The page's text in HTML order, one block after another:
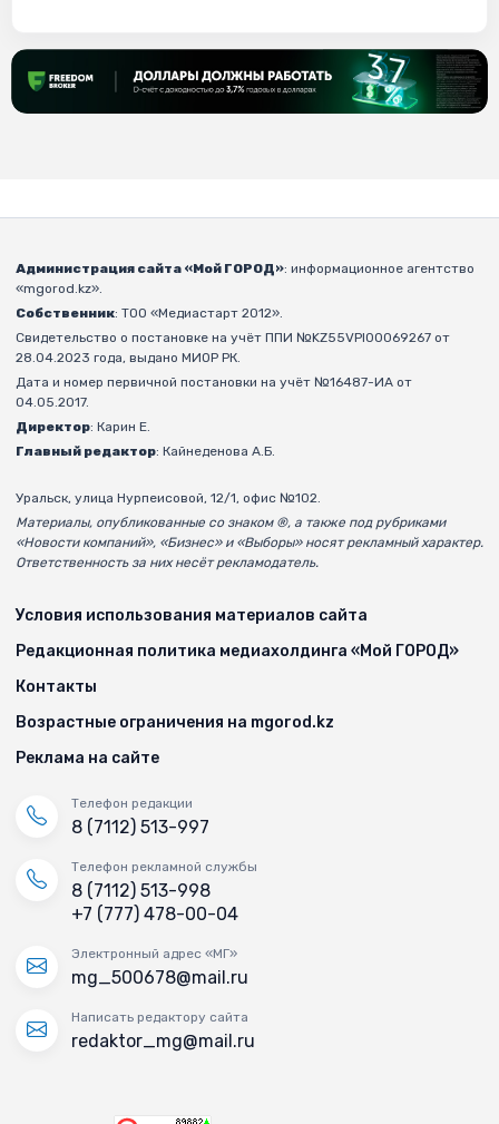
Администрация сайта «Мой ГОРОД»: информационное агентство
«mgorod.kz».
Собственник: ТОО «Медиастарт 2012».
Свидетельство о постановке на учёт ППИ №KZ55VPI00069267 от
28.04.2023 года, выдано МИОР РК.
Дата и номер первичной постановки на учёт №16487-ИА от
04.05.2017.
Директор: Карин Е.
Главный редактор: Кайнеденова А.Б.
Уральск, улица Нурпеисовой, 12/1, офис №102.
Материалы, опубликованные со знаком ®, а также под рубриками
«Новости компаний», «Бизнес» и «Выборы» носят рекламный характер.
Ответственность за них несёт рекламодатель.
Условия использования материалов сайта
Редакционная политика медиахолдинга «Мой ГОРОД»
Контакты
Возрастные ограничения на mgorod.kz
Реклама на сайте
Телефон редакции
8 (7112) 513-997
Телефон рекламной службы
8 (7112) 513-998
+7 (777) 478-00-04
Электронный адрес «МГ»
mg_500678@mail.ru
Написать редактору сайта
redaktor_mg@mail.ru